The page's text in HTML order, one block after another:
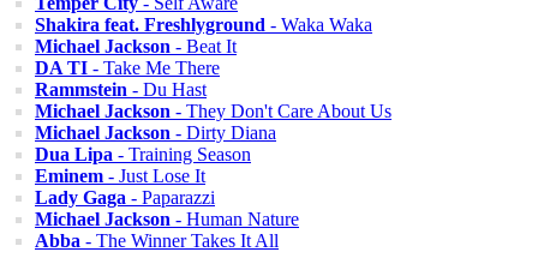
Shakira feat. Freshlyground - Waka Waka
Michael Jackson - Beat It
DA TI - Take Me There
Rammstein - Du Hast
Michael Jackson - They Don't Care About Us
Michael Jackson - Dirty Diana
Dua Lipa - Training Season
Eminem - Just Lose It
Lady Gaga - Paparazzi
Michael Jackson - Human Nature
Abba - The Winner Takes It All